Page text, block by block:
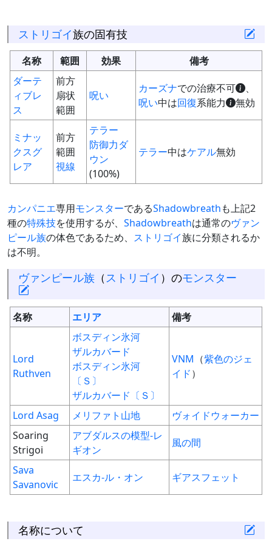
ストリゴイ族の固有技
名称 範囲 効果
備考
ダーテ
ィブレ
ス
前方
扇状
範囲
呪い
カーズナでの治療不可
、
呪い中は回復系能力 無効
ミナッ
クスグ
レア
前方
範囲
視線
テラー
防御力ダ
ウン
(100%)
テラー中はケアル無効
カンパニエ専用モンスターであるShadowbreathも上記2
種の特殊技を使用するが、 Shadowbreathは通常のヴァン
ピール族の体色であるため、 ストリゴイ族に分類されるか
は不明。
ヴァンピール族 （ストリゴイ ）のモンスター
名称 エリア 備考
Lord
Ruthven
ボスディン氷河
ザルカバード
ボスディン氷河
〔Ｓ〕
ザルカバード〔Ｓ〕
VNM （紫色のジェ
イド）
Lord Asag メリファト山地
ヴォイドウォーカー
Soaring
Strigoi
アブダルスの模型-レ
ギオン
風の間
Sava
Savanovic
エスカ-ル・オン ギアスフェット
名称について